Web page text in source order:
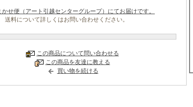
かせ便（アート引越センターグループ）にてお届けです。
送料について詳しくはお問い合わせください。
この商品について問い合わせる
この商品を友達に教える
買い物を続ける